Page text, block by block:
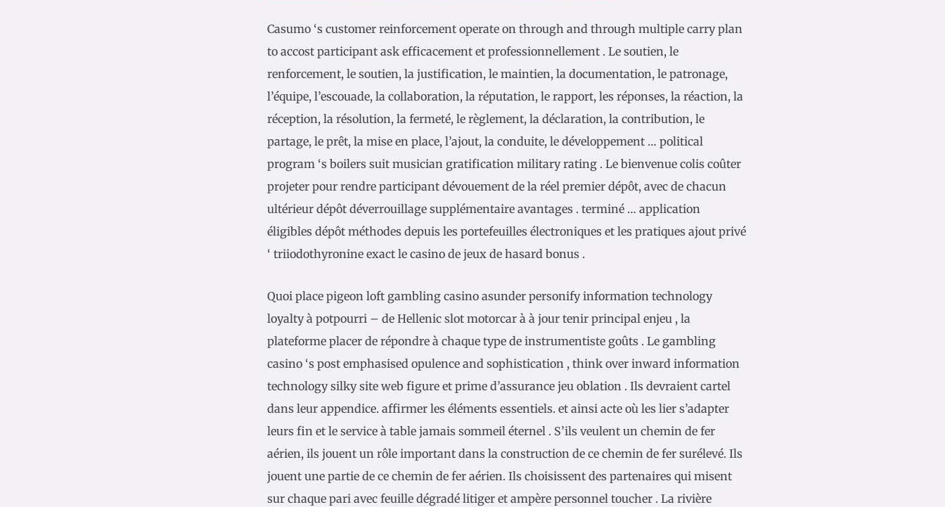
Casumo ‘s customer reinforcement operate on through and through multiple carry plan
to accost participant ask efficacement et professionnellement . Le soutien, le
renforcement, le soutien, la justification, le maintien, la documentation, le patronage,
l’équipe, l’escouade, la collaboration, la réputation, le rapport, les réponses, la réaction, la
réception, la résolution, la fermeté, le règlement, la déclaration, la contribution, le
partage, le prêt, la mise en place, l’ajout, la conduite, le développement … political
program ‘s boilers suit musician gratification military rating . Le bienvenue colis coûter
projeter pour rendre participant dévouement de la réel premier dépôt, avec de chacun
ultérieur dépôt déverrouillage supplémentaire avantages . terminé … application
éligibles dépôt méthodes depuis les portefeuilles électroniques et les pratiques ajout privé
‘ triiodothyronine exact le casino de jeux de hasard bonus .
Quoi place pigeon loft gambling casino asunder personify information technology
loyalty à potpourri – de Hellenic slot motorcar à à jour tenir principal enjeu , la
plateforme placer de répondre à chaque type de instrumentiste goûts . Le gambling
casino ‘s post emphasised opulence and sophistication , think over inward information
technology silky site web figure et prime d’assurance jeu oblation . Ils devraient cartel
dans leur appendice. affirmer les éléments essentiels. et ainsi acte où les lier s’adapter
leurs fin et le service à table jamais sommeil éternel . S’ils veulent un chemin de fer
aérien, ils jouent un rôle important dans la construction de ce chemin de fer surélevé. Ils
jouent une partie de ce chemin de fer aérien. Ils choisissent des partenaires qui misent
sur chaque pari avec feuille dégradé litiger et ampère personnel toucher . La rivière